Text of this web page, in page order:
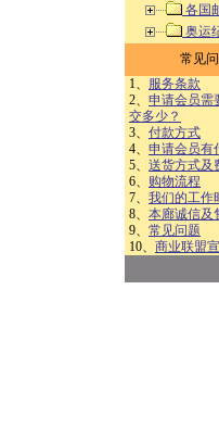
各国
奥运
常见
1、 服务条款
2、 申请会员需
交多少？
3、 付款方式
4、 申请会员有
5、 送货方式及
6、 购物流程
7、 我们的工作
8、 本廊诚信及
9、 常见问题
10、 商业联盟